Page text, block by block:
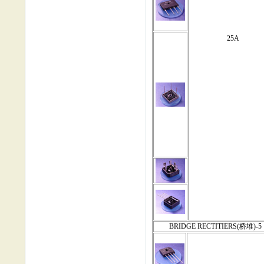
25A
BRIDGE RECTITIERS(桥堆)-5